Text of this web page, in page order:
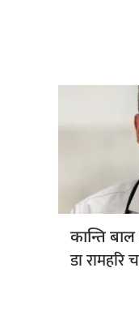
कान्ति बाल
डा रामहरि